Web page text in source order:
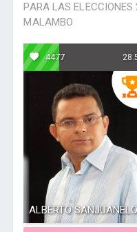
PARA LAS
MALAMBO
4477
ALBERTO